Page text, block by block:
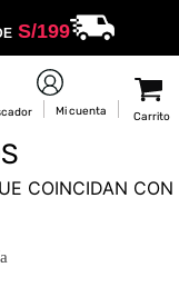
S/199
COINCIDAN CON